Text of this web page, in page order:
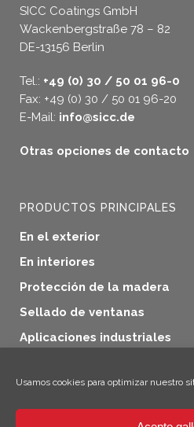
Usamos cookies para optimizar nuestro
SICC Coatings GmbH
Wackenbergstraße 78 – 82
DE-13156 Berlin
Tel.: +49 (0) 30 / 50 01 96-0
Fax: +49 (0) 30 / 50 01 96-20
E-Mail: info@sicc.de
Otras opciones de contacto
PRODUCTOS PRINCIPALES
En el exterior
En interiores
Protección de la madera
Sellado de ventanas
Aplicaciones industriales